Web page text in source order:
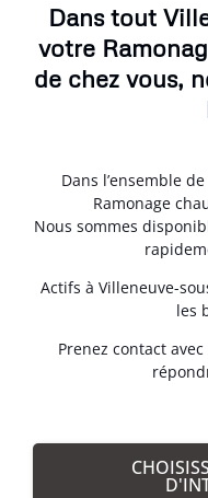
Dans tout
votre
de chez vous,
Dans l’ensemble
Ramonage
Nous sommes
Actifs à Villeneuve-
les
Prenez contact